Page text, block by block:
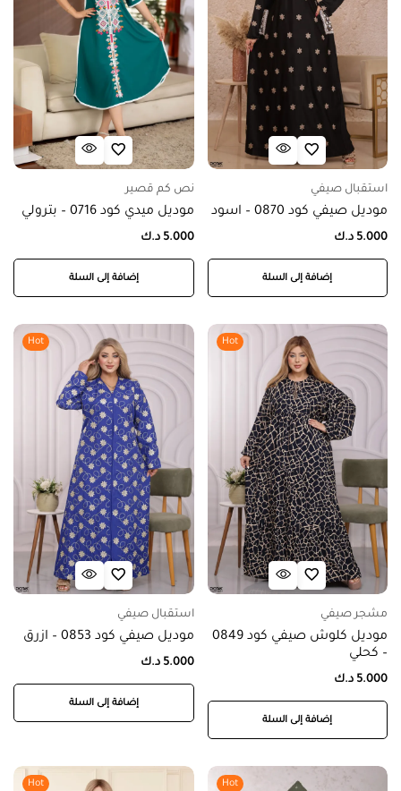
استقبال صيفي
موديل صيفي كود 0870 – اسود
5.000 د.ك
إضافة إلى السلة
نص كم قصير
موديل ميدي كود 0716 – بترولي
5.000 د.ك
إضافة إلى السلة
Hot
مشجر صيفي
موديل كلوش صيفي كود 0849
– كحلي
5.000 د.ك
إضافة إلى السلة
Hot
استقبال صيفي
موديل صيفي كود 0853 – ازرق
5.000 د.ك
إضافة إلى السلة
Hot
Hot